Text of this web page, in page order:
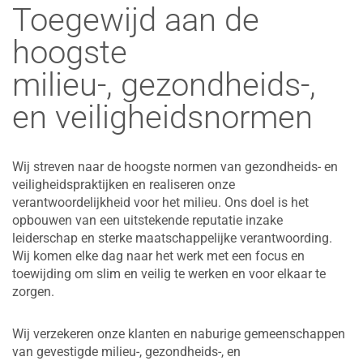
Toegewijd aan de
hoogste
milieu-, gezondheids-,
en veiligheidsnormen
Wij streven naar de hoogste normen van gezondheids- en
veiligheidspraktijken en realiseren onze
verantwoordelijkheid voor het milieu. Ons doel is het
opbouwen van een uitstekende reputatie inzake
leiderschap en sterke maatschappelijke verantwoording.
Wij komen elke dag naar het werk met een focus en
toewijding om slim en veilig te werken en voor elkaar te
zorgen.
Wij verzekeren onze klanten en naburige gemeenschappen
van gevestigde milieu-, gezondheids-, en